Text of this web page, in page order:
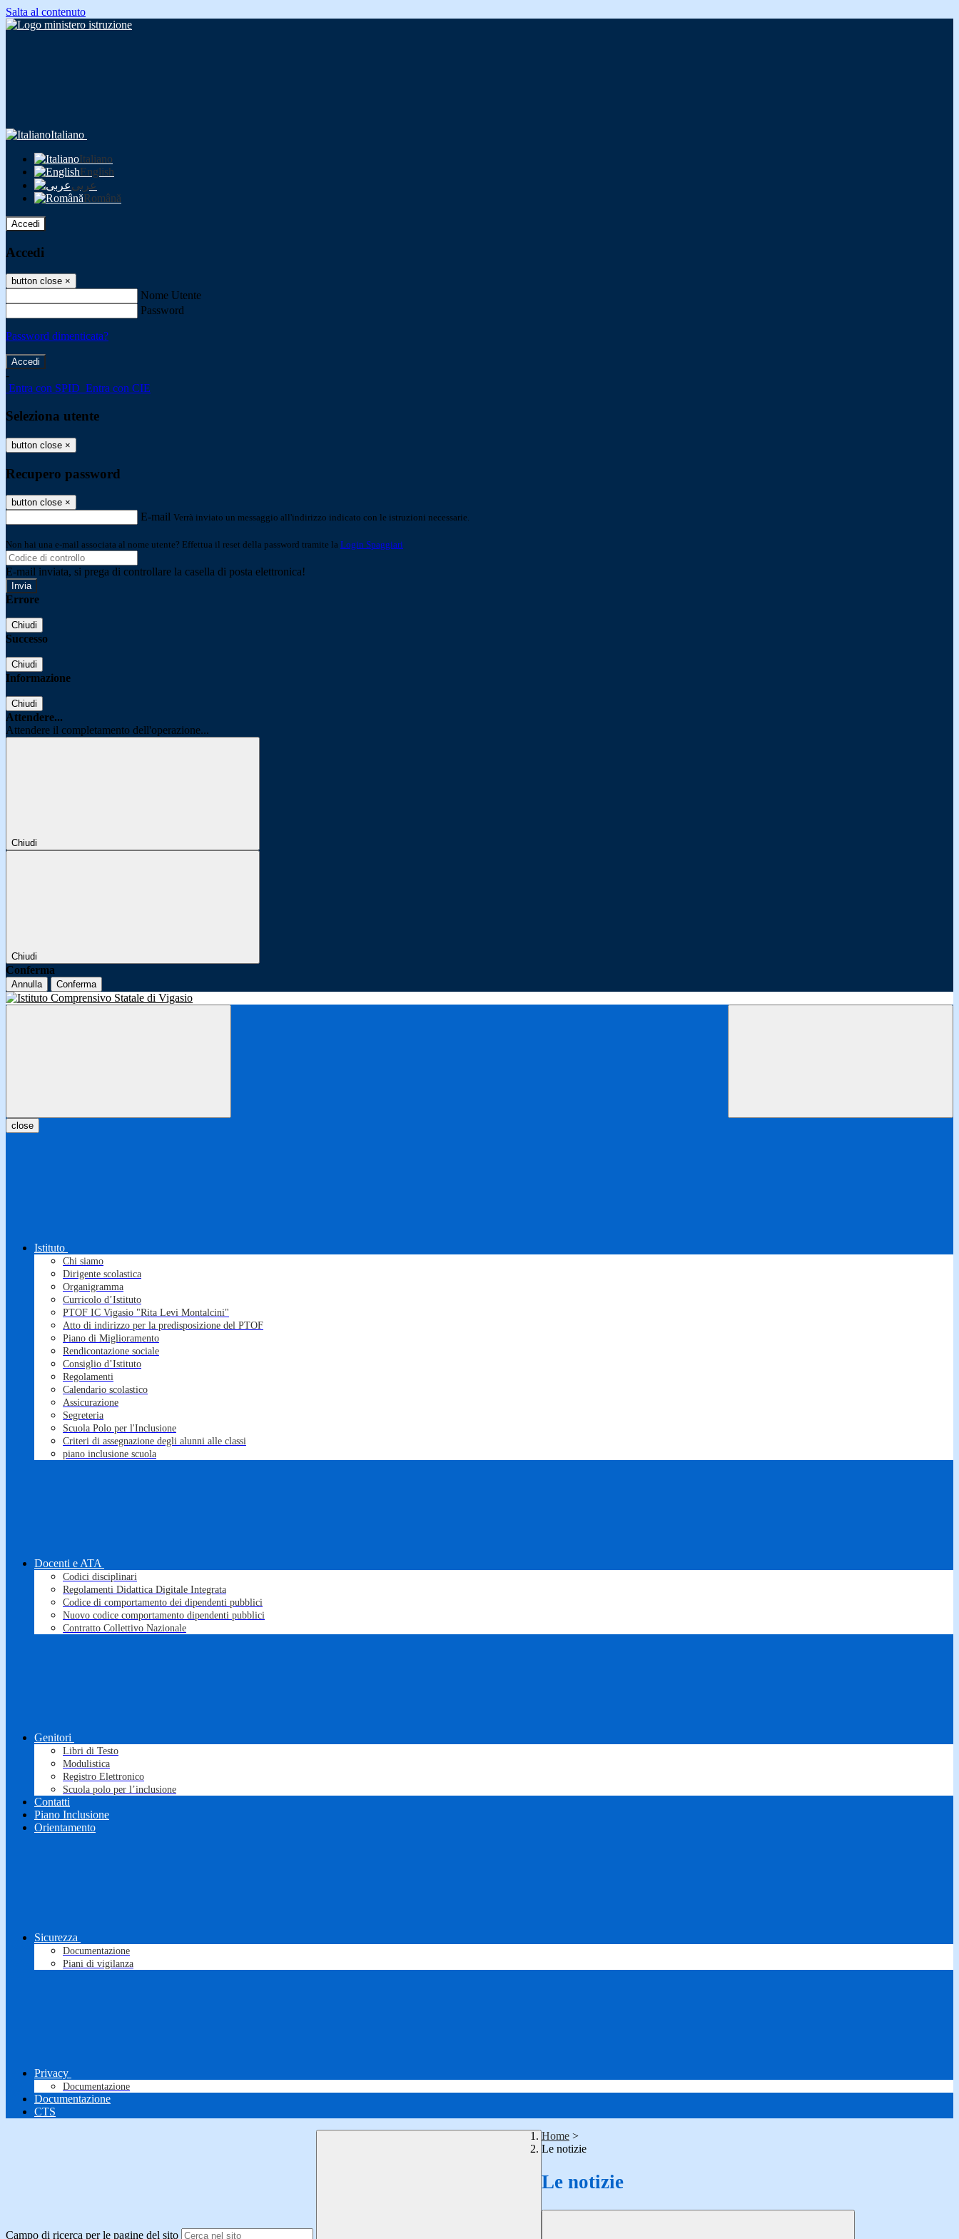
Salta al contenuto
Italiano
Italiano
English
عربى
Română
Accedi
Accedi
button close ×
Nome Utente
Password
Password dimenticata?
-
Entra con SPID Entra con CIE
Seleziona utente
button close ×
Recupero password
button close ×
E-mail Verrà inviato un messaggio all'indirizzo indicato con le istruzioni necessarie.
Non hai una e-mail associata al nome utente? Effettua il reset della password tramite la Login Spaggiari
E-mail inviata, si prega di controllare la casella di posta elettronica!
Errore
Chiudi
Successo
Chiudi
Informazione
Chiudi
Attendere...
Attendere il completamento dell'operazione...
Chiudi
Chiudi
Conferma
Annulla Conferma
close
Istituto
Chi siamo
Dirigente scolastica
Organigramma
Curricolo d’Istituto
PTOF IC Vigasio "Rita Levi Montalcini"
Atto di indirizzo per la predisposizione del PTOF
Piano di Miglioramento
Rendicontazione sociale
Consiglio d’Istituto
Regolamenti
Calendario scolastico
Assicurazione
Segreteria
Scuola Polo per l'Inclusione
Criteri di assegnazione degli alunni alle classi
piano inclusione scuola
Docenti e ATA
Codici disciplinari
Regolamenti Didattica Digitale Integrata
Codice di comportamento dei dipendenti pubblici
Nuovo codice comportamento dipendenti pubblici
Contratto Collettivo Nazionale
Genitori
Libri di Testo
Modulistica
Registro Elettronico
Scuola polo per l’inclusione
Contatti
Piano Inclusione
Orientamento
Sicurezza
Documentazione
Piani di vigilanza
Privacy
Documentazione
Documentazione
CTS
Campo di ricerca per le pagine del sito
Home >
Le notizie
Le notizie